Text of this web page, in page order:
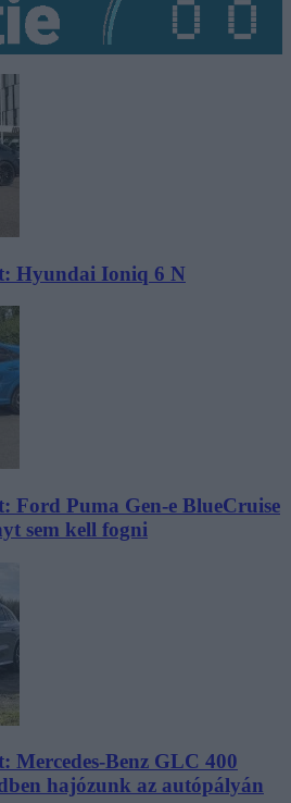
Hyundai Ioniq 6 N
Ford Puma Gen-e BlueCruise
sem kell fogni
Mercedes-Benz GLC 400
hajózunk az autópályán